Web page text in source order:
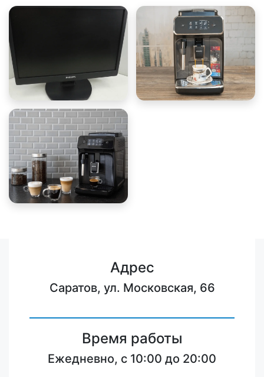
Адрес
Саратов, ул. Московская, 66
Время работы
Ежедневно, с 10:00 до 20:00